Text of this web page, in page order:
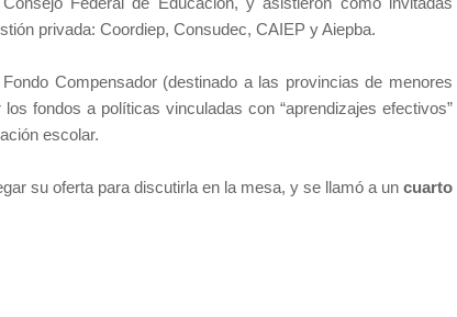
privada: Coordiep, Consudec, CAIEP y Aiepba.
Compensador (destinado a las provincias de menores
fondos a políticas vinculadas con “aprendizajes efectivos”
escolar.
su oferta para discutirla en la mesa, y se llamó a un cuarto